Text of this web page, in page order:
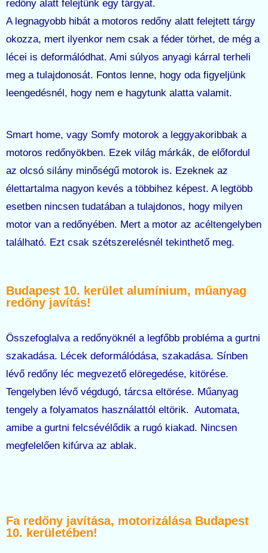
redőny alatt felejtünk egy tárgyat.
A legnagyobb hibát a motoros redőny alatt felejtett tárgy
okozza, mert ilyenkor nem csak a féder törhet, de még a
lécei is deformálódhat. Ami súlyos anyagi kárral terheli
meg a tulajdonosát. Fontos lenne, hogy oda figyeljünk
leengedésnél, hogy nem e hagytunk alatta valamit.
Smart home, vagy Somfy motorok a leggyakoribbak a
motoros redőnyökben. Ezek világ márkák, de előfordul
az olcsó silány minőségű motorok is. Ezeknek az
élettartalma nagyon kevés a többihez képest. A legtöbb
esetben nincsen tudatában a tulajdonos, hogy milyen
motor van a redőnyében. Mert a motor az acéltengelyben
található. Ezt csak szétszerelésnél tekinthető meg.
Budapest 10. kerület alumínium, műanyag
redőny javítás!
Összefoglalva a redőnyöknél a legfőbb probléma a gurtni
szakadása. Lécek deformálódása, szakadása. Sínben
lévő redőny léc megvezető elöregedése, kitörése.
Tengelyben lévő végdugó, tárcsa eltörése. Műanyag
tengely a folyamatos használattól eltörik. Automata,
amibe a gurtni felcsévélődik a rugó kiakad. Nincsen
megfelelően kifúrva az ablak.
Fa redőny javítása, motorizálása Budapest
10. kerületében!